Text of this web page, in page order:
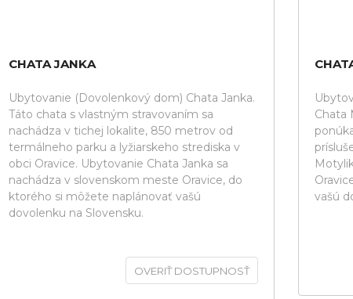
CHATA JANKA
Ubytovanie (Dovolenkový dom) Chata Janka.
Táto chata s vlastným stravovaním sa
nachádza v tichej lokalite, 850 metrov od
termálneho parku a lyžiarskeho strediska v
obci Oravice. Ubytovanie Chata Janka sa
nachádza v slovenskom meste Oravice, do
ktorého si môžete naplánovať vašú
dovolenku na Slovensku.
OVERIŤ DOSTUPNOSŤ
Chata
vašú